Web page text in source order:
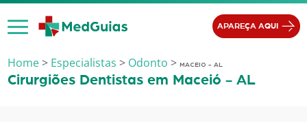
Ir para o conteúdo
APAREÇA AQUI
Home> Especialistas > Odonto > MACEIO - AL
Cirurgiões Dentistas em Maceió - AL